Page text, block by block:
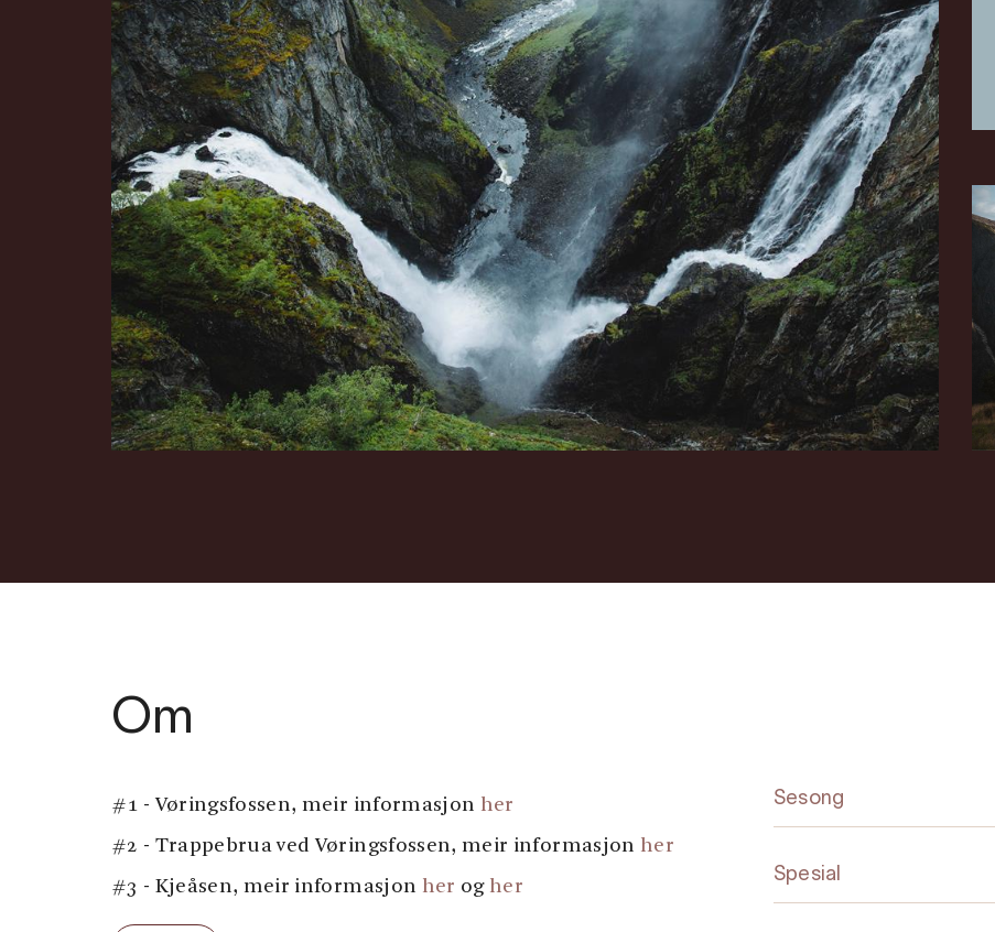
Om
#1 - Vøringsfossen, meir informasjon her
#2 - Trappebrua ved Vøringsfossen, meir informasjon her
#3 - Kjeåsen, meir informasjon her og her
#4 - Vøringsfossen frå botnen, meir informasjon
Sesong
Spesial